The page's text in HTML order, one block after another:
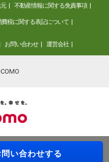
不動産情報に関する免責事項
費税に関する表記について
お問い合わせ 運営会社
問い合わせする